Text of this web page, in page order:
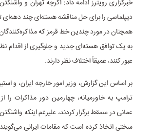
خبرگزاری رویترز ادامه داد: اگرچه تهران و
دیپلماسی را برای حل مناقشه هسته‌ای چند دهه‌ای
همچنان در مورد چندین خط قرمز که
به یک توافق هسته‌ای جدید و جلوگیری از اقدام
عبور کنند، عمیقاً اختلاف نظر دارند.
بر اساس این گزارش، وزیر امور خارجه ایران، و
ترامپ به خاورمیانه، چهارمین دور مذاکرات را
عمانی در مسقط برگزار کردند، علیرغم اینکه
سختی اتخاذ کرده است که مقامات ایرانی